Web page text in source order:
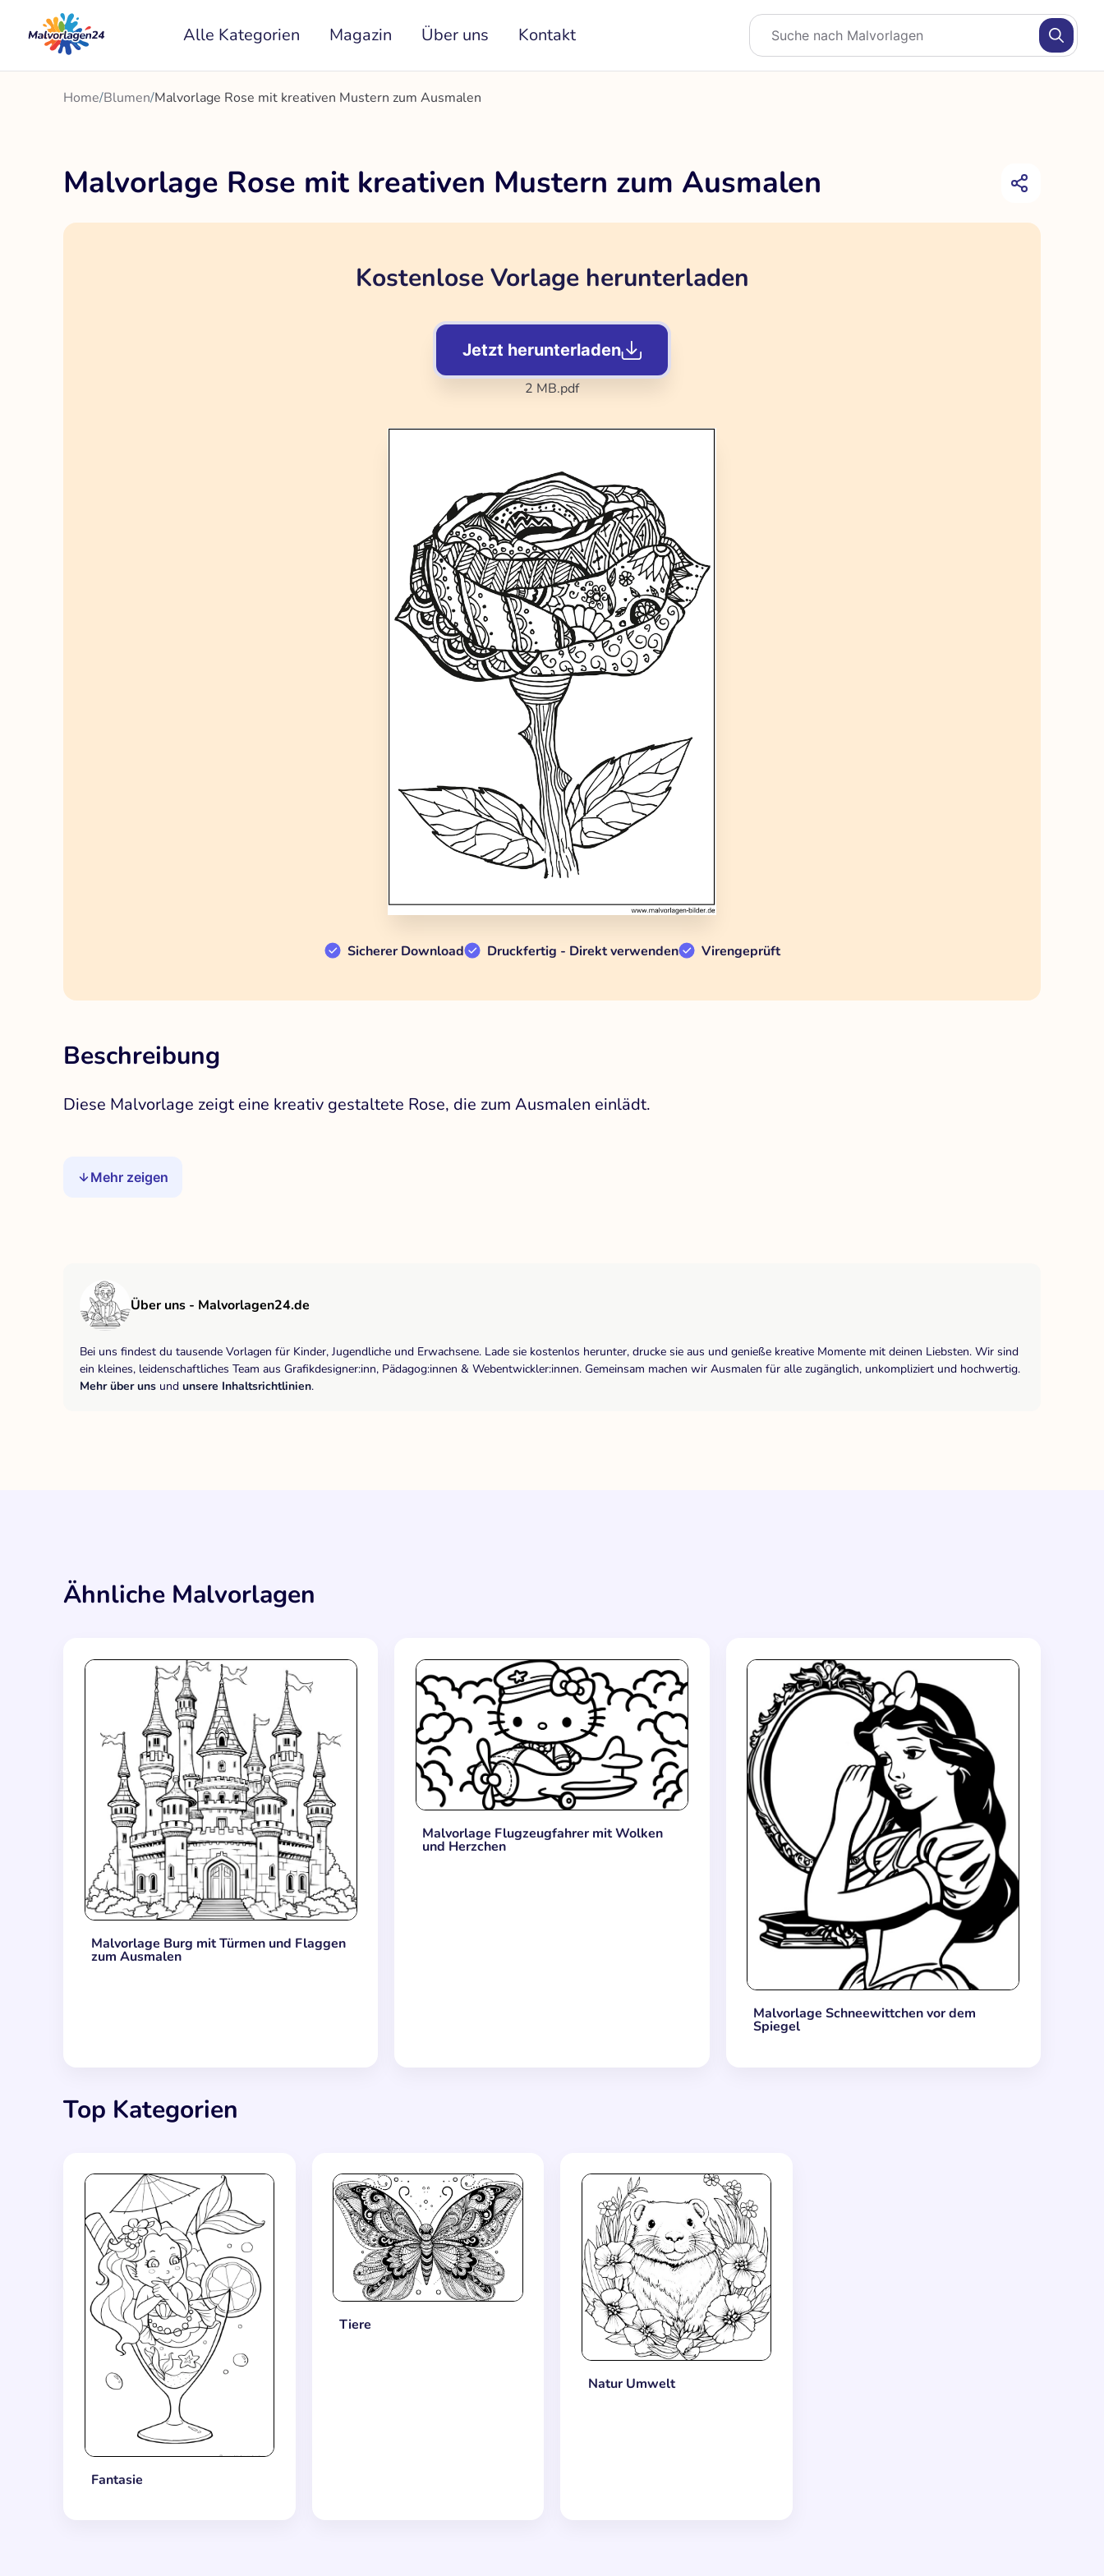
Inhalt
springen
Alle Kategorien Magazin Über uns Kontakt
Home/Blumen/Malvorlage Rose mit kreativen Mustern zum Ausmalen
Malvorlage Rose mit kreativen Mustern zum Ausmalen
Kostenlose Vorlage herunterladen
Jetzt herunterladen
2 MB.pdf
Sicherer Download Druckfertig - Direkt verwenden Virengeprüft
Beschreibung
Diese Malvorlage zeigt eine kreativ gestaltete Rose, die zum Ausmalen einlädt.
Mehr zeigen
Über uns - Malvorlagen24.de
Bei uns findest du tausende Vorlagen für Kinder, Jugendliche und Erwachsene. Lade sie kostenlos herunter, drucke sie aus und genieße kreative Momente mit deinen Liebsten. Wir sind
ein kleines, leidenschaftliches Team aus Grafikdesigner:inn, Pädagog:innen & Webentwickler:innen. Gemeinsam machen wir Ausmalen für alle zugänglich, unkompliziert und hochwertig.
Mehr über uns und unsere Inhaltsrichtlinien.
Ähnliche Malvorlagen
Malvorlage Burg mit Türmen und Flaggen
zum Ausmalen
Malvorlage Flugzeugfahrer mit Wolken
und Herzchen
Malvorlage Schneewittchen vor dem
Spiegel
Top Kategorien
Fantasie
Tiere
Natur Umwelt